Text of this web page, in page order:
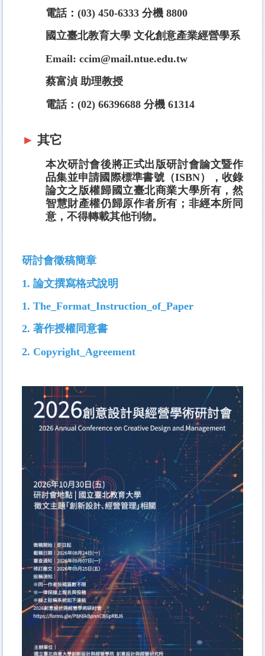
電話：(03) 450-6333 分機 8800
國立臺北教育大學 文化創意產業經營學系
Email: ccim@mail.ntue.edu.tw
蔡富湞 助理教授
電話：(02) 66396688 分機 61314
► 其它
本次研討會後將正式出版研討會論文暨作
品集並申請國際標準書號（ISBN），收錄
論文之版權歸國立臺北商業大學所有，然
智慧財產權仍歸原作者所有；非經本所同
意，不得轉載其他刊物。
研討會徵稿簡章
1. 論文撰寫格式說明
1. The_Format_Instruction_of_Paper
2. 著作授權同意書
2. Copyright_Agreement